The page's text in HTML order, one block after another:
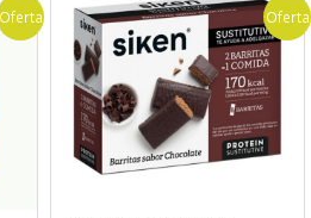
Oferta Oferta